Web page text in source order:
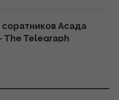
Асада
The Telegraph
Байдена